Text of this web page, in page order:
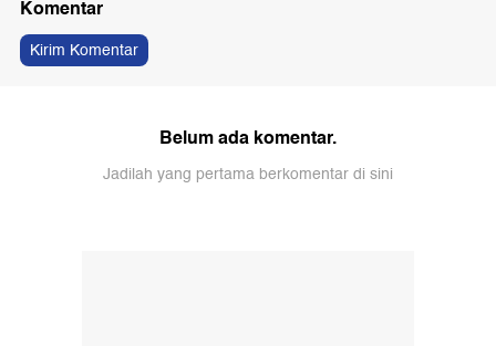
Komentar
Kirim Komentar
Belum ada komentar.
Jadilah yang pertama berkomentar di sini